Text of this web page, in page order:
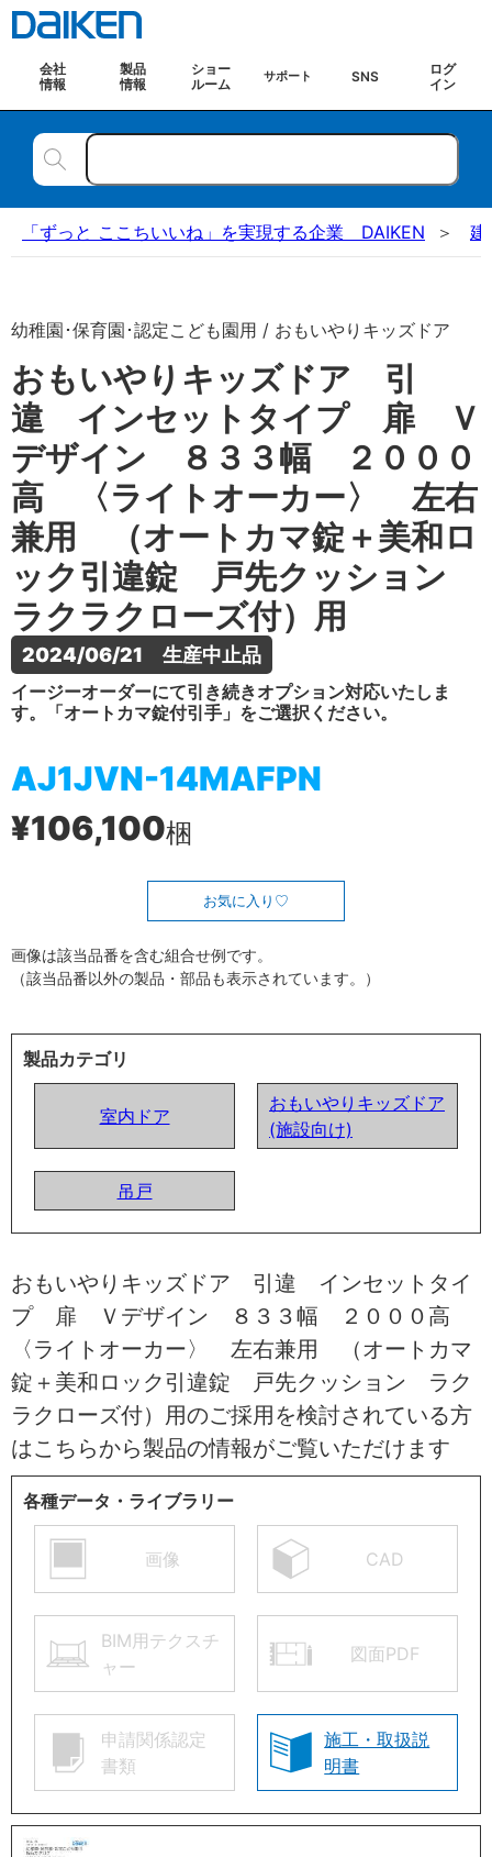
会社
情報
製品
情報
ショー
ルーム
サポート SNS
ログ
イン
「ずっと ここちいいね」を実現する企業 DAIKEN 建
幼稚園･保育園･認定こども園用 / おもいやりキッズドア
おもいやりキッズドア 引
違 インセットタイプ 扉 Ｖ
デザイン ８３３幅 ２０００
高 〈ライトオーカー〉 左右
兼用 （オートカマ錠＋美和ロ
ック引違錠 戸先クッション
ラクラクローズ付）用
2024/06/21　生産中止品
イージーオーダーにて引き続きオプション対応いたしま
す。「オートカマ錠付引手」をご選択ください。
AJ1JVN-14MAFPN
¥106,100梱
お気に入り
画像は該当品番を含む組合せ例です。
（該当品番以外の製品・部品も表示されています。）
製品カテゴリ
室内ドア
おもいやりキッズドア
(施設向け)
吊戸
おもいやりキッズドア 引違 インセットタイ
プ 扉 Ｖデザイン ８３３幅 ２０００高
〈ライトオーカー〉 左右兼用 （オートカマ
錠＋美和ロック引違錠 戸先クッション ラク
ラクローズ付）用のご採用を検討されている方
はこちらから製品の情報がご覧いただけます
各種データ・ライブラリー
画像 CAD
BIM用テクスチ
ャー
図面PDF
申請関係認定
書類
施工・取扱説
明書